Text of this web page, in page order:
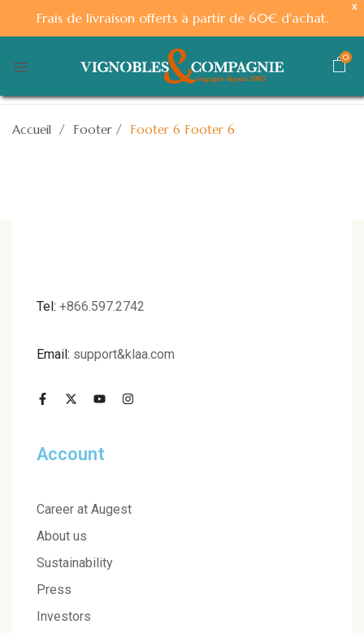
X
Frais de livraison offerts à partir de 60€ d'achat.
0
Accueil / Footer / Footer 6 Footer 6
Tel: +866.597.2742
Email: support&klaa.com
Account
Career at Augest
About us
Sustainability
Press
Investors